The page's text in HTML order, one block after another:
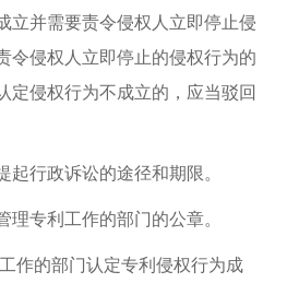
立并需要责令侵权人立即停止侵
令侵权人立即停止的侵权行为的
定侵权行为不成立的，应当驳回
起行政诉讼的途径和期限。
专利工作的部门的公章。
作的部门认定专利侵权行为成